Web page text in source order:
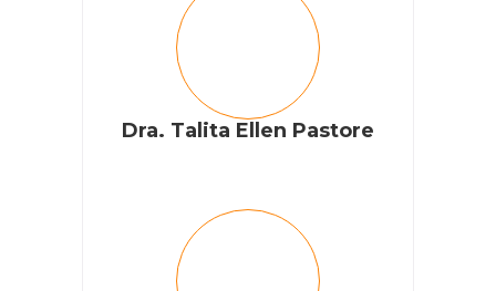
Dra. Talita Ellen Pastore